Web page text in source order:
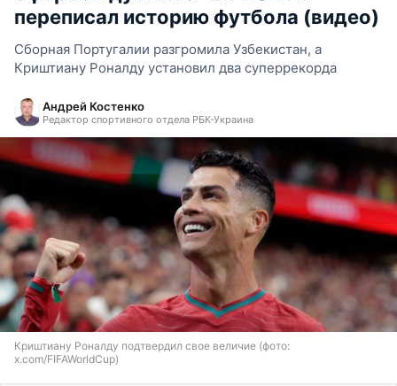
переписал историю футбола (видео)
Сборная Португалии разгромила Узбекистан, а
Криштиану Роналду установил два суперрекорда
Андрей Костенко
Редактор спортивного отдела РБК-Украина
Криштиану Роналду подтвердил свое величие (фото:
x.com/FIFAWorldCup)